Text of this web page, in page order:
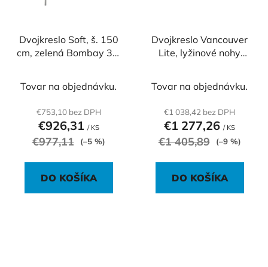
Dvojkreslo Soft, š. 150
cm, zelená Bombay 38,
Tovar na objednávku.
€753,10 bez DPH
€926,31 / KS
€977,11 (–5 %)
DO KOŠÍKA
Dvojkreslo Vancouver
Lite, lyžinové nohy
16 čierna
Tovar na objednávku.
€1 038,42 bez DPH
€1 277,26 / KS
€1 405,89 (–9 %)
DO KOŠÍKA